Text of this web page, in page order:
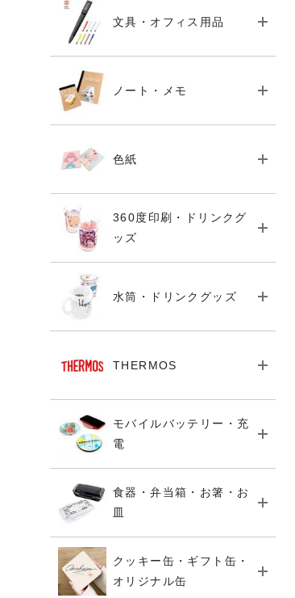
文具・オフィス用品
ノート・メモ
色紙
360度印刷・ドリンクグ
ッズ
水筒・ドリンクグッズ
THERMOS
モバイルバッテリー・充
電
食器・弁当箱・お箸・お
皿
クッキー缶・ギフト缶・
オリジナル缶